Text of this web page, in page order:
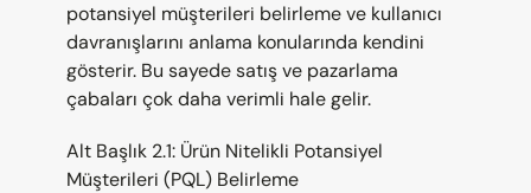
potansiyel müşterileri belirleme ve kullanıcı
davranışlarını anlama konularında kendini
gösterir. Bu sayede satış ve pazarlama
çabaları çok daha verimli hale gelir.
Alt Başlık 2.1: Ürün Nitelikli Potansiyel
Müşterileri (PQL) Belirleme